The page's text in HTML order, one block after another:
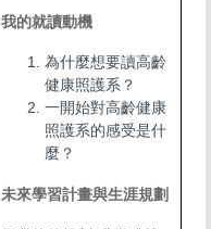
我的就讀動機
為什麼想要讀高齡
健康照護系？
一開始對高齡健康
照護系的感受是什
麼？
未來學習計畫與生涯規劃